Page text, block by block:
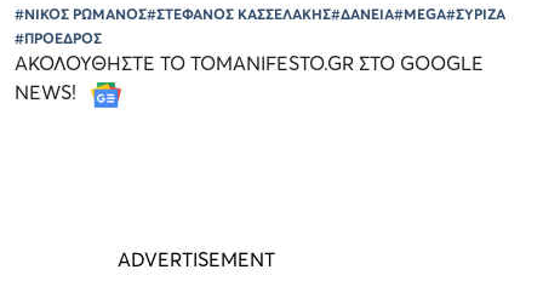
#ΝΙΚΟΣ ΡΩΜΑΝΟΣ#ΣΤΕΦΑΝΟΣ ΚΑΣΣΕΛΑΚΗΣ#ΔΑΝΕΙΑ#MEGA#ΣΥΡΙΖΑ
#ΠΡΟΕΔΡΟΣ
ΑΚΟΛΟΥΘΗΣΤΕ ΤΟ TOMANIFESTO.GR ΣΤΟ GOOGLE
NEWS!